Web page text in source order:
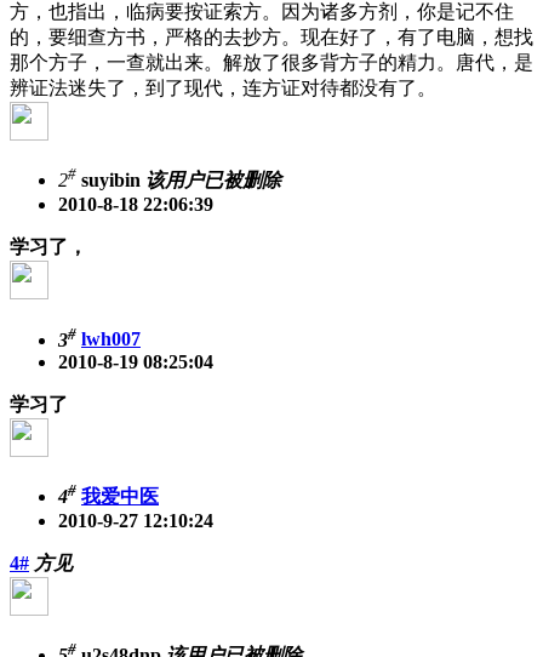
方，也指出，临病要按证索方。因为诸多方剂，你是记不住
的，要细查方书，严格的去抄方。现在好了，有了电脑，想找
那个方子，一查就出来。解放了很多背方子的精力。唐代，是
辨证法迷失了，到了现代，连方证对待都没有了。
2# suyibin 该用户已被删除
2010-8-18 22:06:39
学习了，
3# lwh007
2010-8-19 08:25:04
学习了
4# 我爱中医
2010-9-27 12:10:24
4# 方见
#